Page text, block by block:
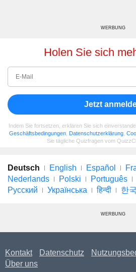
WERBUNG
Holen Sie sich
Jetzt
Indem Sie fortsetzen, erklären Sie sich
Geschäftsbedingungen Datenschutzerklärung
Sie tägliche Quizfragen vom
Deutsch English Español
Nederlands
Polski Português
Русский
Українська हिन्दी 한
WERBUNG
Kontakt Datenschutz
Über uns